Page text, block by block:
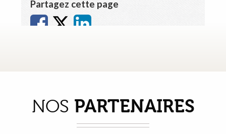
NOS PARTENAIRES